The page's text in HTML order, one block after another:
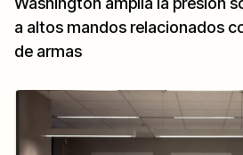
a altos mandos relacionados
de armas